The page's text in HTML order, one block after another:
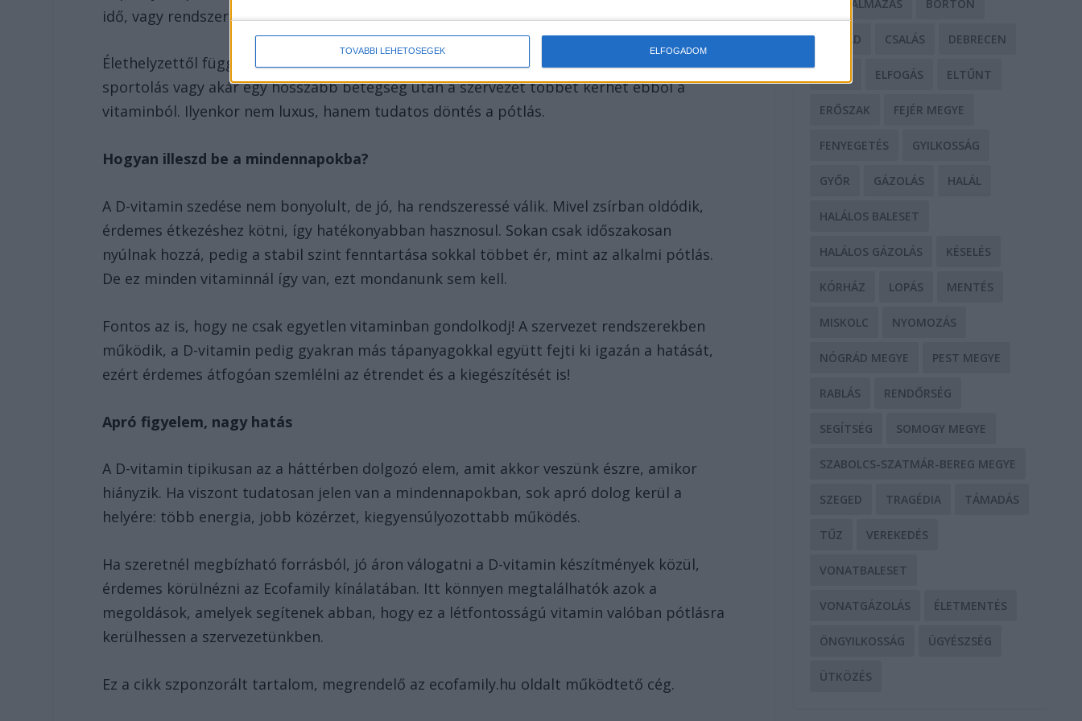
TOVÁBBI LEHETŐSÉGEK ELFOGADOM
idő, vagy rendszeresen használunk fényvédőt.
Élethelyzettől függően is megnőhet az igény: fokozott terhelés, stresszes időszak,
sportolás vagy akár egy hosszabb betegség után a szervezet többet kérhet ebből a
vitaminból. Ilyenkor nem luxus, hanem tudatos döntés a pótlás.
Hogyan illeszd be a mindennapokba?
A D-vitamin szedése nem bonyolult, de jó, ha rendszeressé válik. Mivel zsírban oldódik,
érdemes étkezéshez kötni, így hatékonyabban hasznosul. Sokan csak időszakosan
nyúlnak hozzá, pedig a stabil szint fenntartása sokkal többet ér, mint az alkalmi pótlás.
De ez minden vitaminnál így van, ezt mondanunk sem kell.
Fontos az is, hogy ne csak egyetlen vitaminban gondolkodj! A szervezet rendszerekben
működik, a D-vitamin pedig gyakran más tápanyagokkal együtt fejti ki igazán a hatását,
ezért érdemes átfogóan szemlélni az étrendet és a kiegészítését is!
Apró figyelem, nagy hatás
A D-vitamin tipikusan az a háttérben dolgozó elem, amit akkor veszünk észre, amikor
hiányzik. Ha viszont tudatosan jelen van a mindennapokban, sok apró dolog kerül a
helyére: több energia, jobb közérzet, kiegyensúlyozottabb működés.
Ha szeretnél megbízható forrásból, jó áron válogatni a D-vitamin készítmények közül,
érdemes körülnézni az Ecofamily kínálatában. Itt könnyen megtalálhatók azok a
megoldások, amelyek segítenek abban, hogy ez a létfontosságú vitamin valóban pótlásra
kerülhessen a szervezetünkben.
Ez a cikk szponzorált tartalom, megrendelő az ecofamily.hu oldalt működtető cég.
BÁNTALMAZÁS BÖRTÖN
CSALÁD CSALÁS DEBRECEN
ELFOGÁS ELTŰNT
ERŐSZAK FEJÉR MEGYE
FENYEGETÉS GYILKOSSÁG
GYŐR GÁZOLÁS HALÁL
HALÁLOS BALESET
HALÁLOS GÁZOLÁS KÉSELÉS
KÓRHÁZ LOPÁS MENTÉS
MISKOLC NYOMOZÁS
NÓGRÁD MEGYE PEST MEGYE
RABLÁS RENDŐRSÉG
SEGÍTSÉG SOMOGY MEGYE
SZABOLCS-SZATMÁR-BEREG MEGYE
SZEGED TRAGÉDIA TÁMADÁS
TŰZ VEREKEDÉS
VONATBALESET
VONATGÁZOLÁS ÉLETMENTÉS
ÖNGYILKOSSÁG ÜGYÉSZSÉG
ÜTKÖZÉS